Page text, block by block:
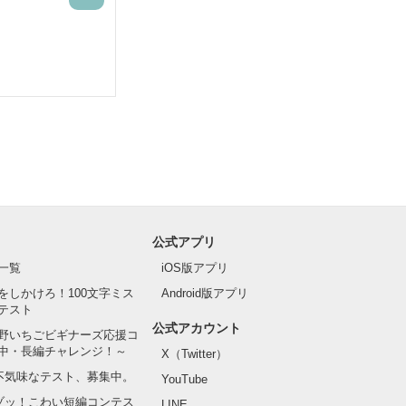
覧
しかけろ！100文字ミス
スト
いちごビギナーズ応援コ
・長編チャレンジ！～
味なテスト、募集中。
ッ！こわい短編コンテス
公式アプリ
iOS版アプリ
Android版アプリ
公式アカウント
X（Twitter）
YouTube